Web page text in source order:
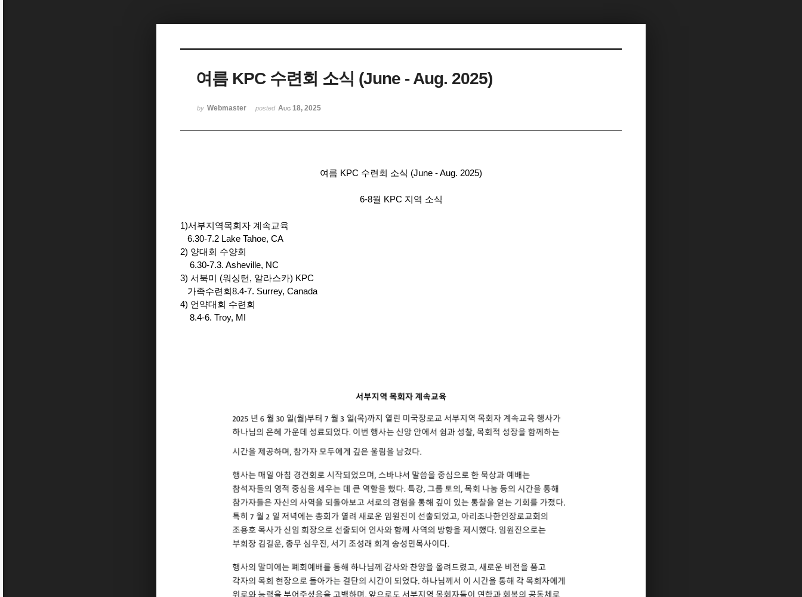
여름 KPC 수련회 소식 (June - Aug. 2025)
by Webmaster posted Aug 18, 2025
여름 KPC 수련회 소식 (June - Aug. 2025)
6-8월 KPC 지역 소식
1)서부지역목회자 계속교육
6.30-7.2 Lake Tahoe, CA
2) 양대회 수양회
6.30-7.3. Asheville, NC
3) 서북미 (워싱턴, 알라스카) KPC
가족수련회8.4-7. Surrey, Canada
4) 언약대회 수련회
8.4-6. Troy, MI
Sketchbook5, 스케치북5
Sketchbook5, 스케치북5